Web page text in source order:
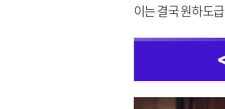
이는 결국 원하도